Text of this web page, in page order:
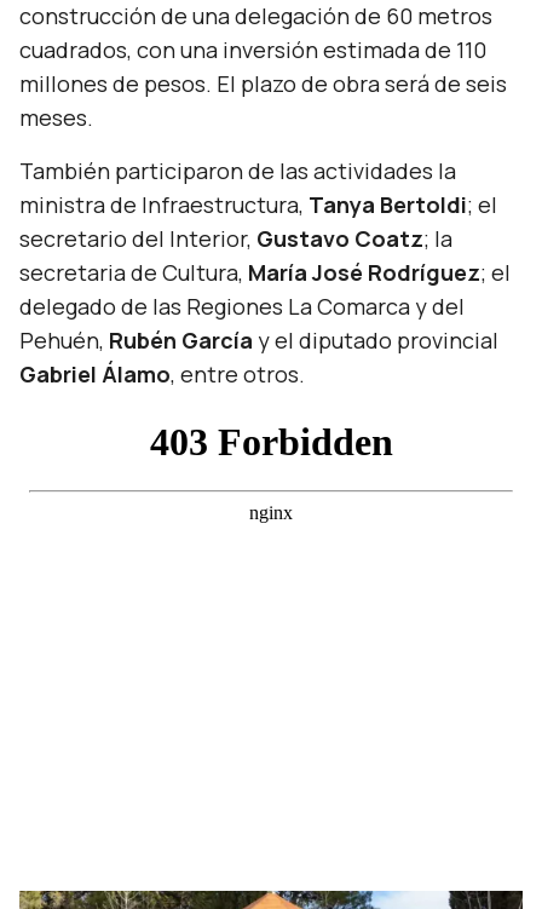
construcción de una delegación de 60 metros
cuadrados, con una inversión estimada de 110
millones de pesos. El plazo de obra será de seis
meses.
También participaron de las actividades la
ministra de Infraestructura, Tanya Bertoldi; el
secretario del Interior, Gustavo Coatz; la
secretaria de Cultura, María José Rodríguez; el
delegado de las Regiones La Comarca y del
Pehuén, Rubén García y el diputado provincial
Gabriel Álamo, entre otros.